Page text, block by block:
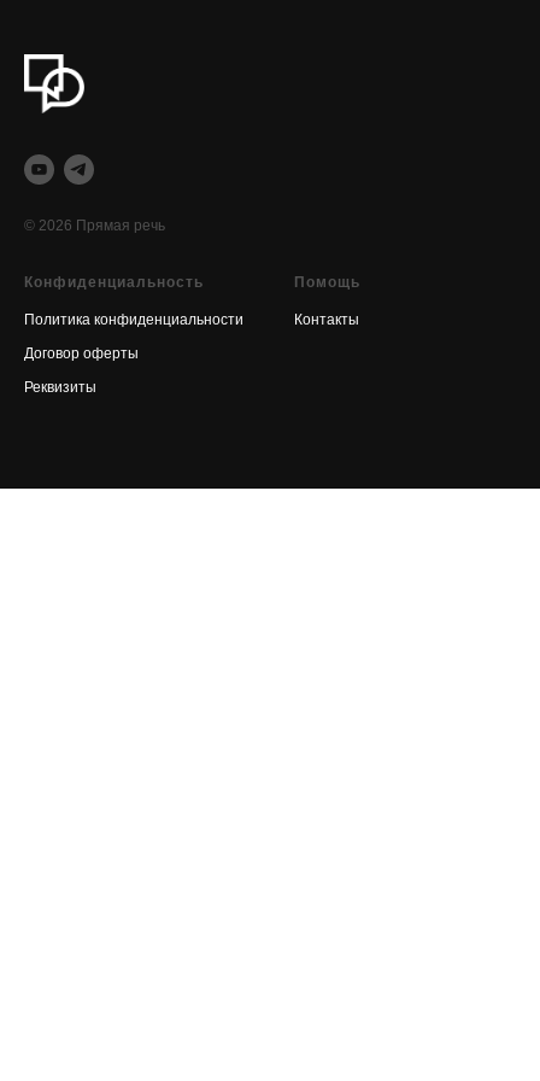
© 2026 Прямая речь
Конфиденциальность
Политика конфиденциальности
Договор оферты
Реквизиты
Помощь
Контакты